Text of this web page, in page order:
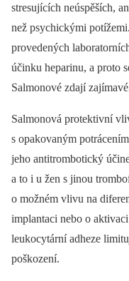
stresujících neúspěších,
než psychickými
provedených
účinku heparinu, a proto
Salmonové zdají
Salmonová protektivní
s opakovaným
jeho antitrombotický
a to i u žen s jinou
o možném vlivu na
implantaci nebo o
leukocytární adheze
poškození.